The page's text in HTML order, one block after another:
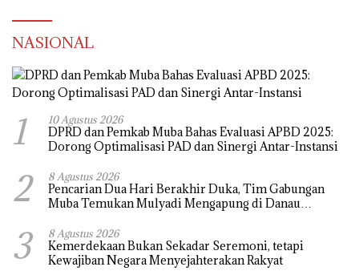
NASIONAL
1 10 Agustus 2026
DPRD dan Pemkab Muba Bahas Evaluasi APBD 2025:
Dorong Optimalisasi PAD dan Sinergi Antar-Instansi
2 8 Agustus 2026
Pencarian Dua Hari Berakhir Duka, Tim Gabungan
Muba Temukan Mulyadi Mengapung di Danau
3 8 Agustus 2026
Kemerdekaan Bukan Sekadar Seremoni, tetapi
Kewajiban Negara Menyejahterakan Rakyat